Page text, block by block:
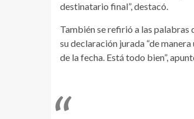
destinatario final”, destacó.
También se refirió a las palabras
su declaración jurada “de
de la fecha. Está todo bien”,